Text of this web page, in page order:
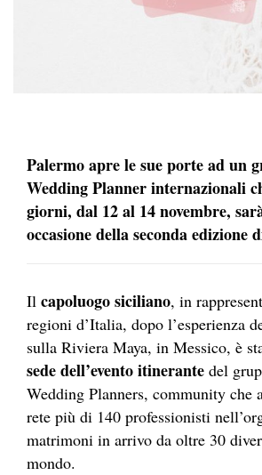
Palermo apre le sue porte ad un
Wedding Planner internazionali
giorni, dal 12 al 14 novembre,
occasione della seconda edizione
Il capoluogo siciliano, in
regioni d’Italia, dopo l’esperienza
sulla Riviera Maya, in Messico, è
sede dell’evento itinerante del
Wedding Planners, community che
rete più di 140 professionisti
matrimoni in arrivo da oltre 30
mondo.